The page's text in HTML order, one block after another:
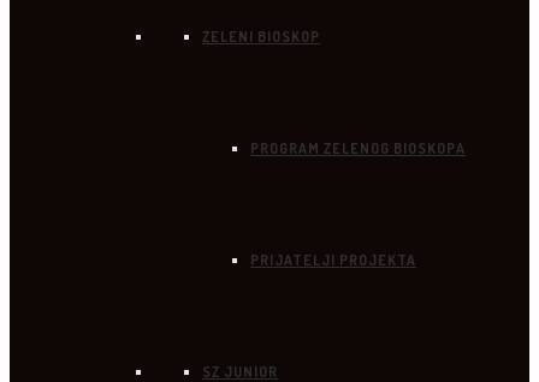
ZELENI BIOSKOP
PROGRAM ZELENOG BIOSKOPA
PRIJATELJI PROJEKTA
SZ JUNIOR